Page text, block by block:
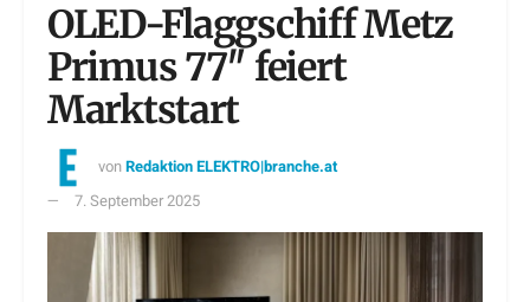
OLED-Flaggschiff Metz
Primus 77″ feiert
Marktstart
vonRedaktion ELEKTRO|branche.at
7. September 2025